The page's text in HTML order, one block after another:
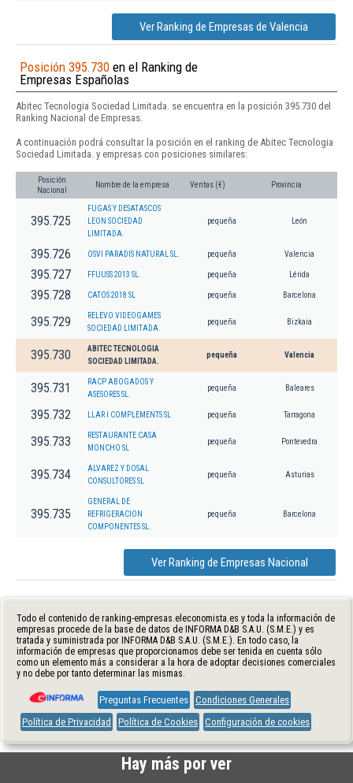
Ver Ranking de Empresas de Valencia
Posición 395.730 en el Ranking de
Empresas Españolas
Abitec Tecnologia Sociedad Limitada. se encuentra en la posición 395.730 del
Ranking Nacional de Empresas.
A continuación podrá consultar la posición en el ranking de Abitec Tecnologia
Sociedad Limitada. y empresas con posiciones similares:
Posición
Nacional
Nombre de la empresa Ventas (€) Provincia
395.725
FUGAS Y DESATASCOS
LEON SOCIEDAD
LIMITADA.
pequeña León
395.726 OSVI PARADIS NATURAL SL. pequeña Valencia
395.727 FFUUSS 2013 SL. pequeña Lérida
395.728 CATOS 2018 SL pequeña Barcelona
395.729
RELEVO VIDEOGAMES
SOCIEDAD LIMITADA.
pequeña Bizkaia
395.730
ABITEC TECNOLOGIA
SOCIEDAD LIMITADA.
pequeña Valencia
395.731
RACP ABOGADOS Y
ASESORES SL.
pequeña Baleares
395.732 LLAR I COMPLEMENTS SL pequeña Tarragona
395.733
RESTAURANTE CASA
MONCHO SL
pequeña Pontevedra
395.734
ALVAREZ Y DOSAL
CONSULTORES SL
pequeña Asturias
395.735
GENERAL DE
REFRIGERACION
COMPONENTES SL.
pequeña Barcelona
Ver Ranking de Empresas Nacional
Todo el contenido de ranking-empresas.eleconomista.es y toda la información de
empresas procede de la base de datos de INFORMA D&B S.A.U. (S.M.E.) y es
tratada y suministrada por INFORMA D&B S.A.U. (S.M.E.). En todo caso, la
información de empresas que proporcionamos debe ser tenida en cuenta sólo
como un elemento más a considerar a la hora de adoptar decisiones comerciales
y no debe por tanto determinar las mismas.
Preguntas Frecuentes Condiciones Generales
Política de Privacidad
Política de Cookies Configuración de cookies
Hay más por ver